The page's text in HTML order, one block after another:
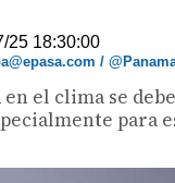
25 18:30:00
/
el clima se
para